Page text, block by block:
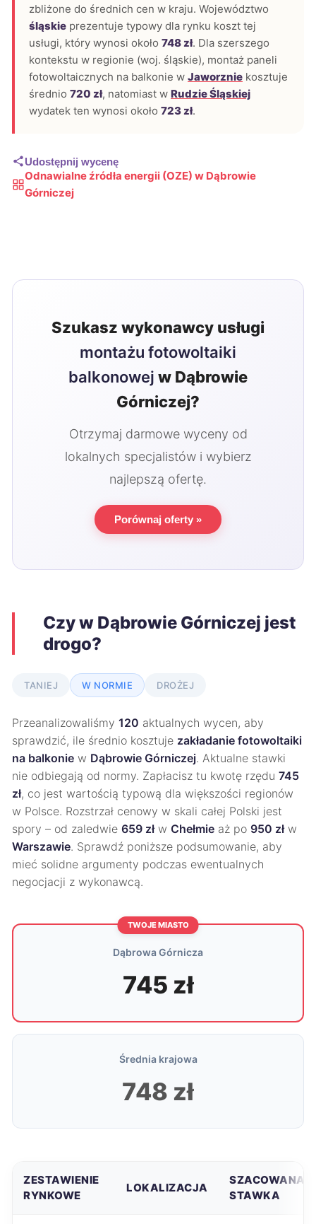
zbliżone do średnich cen w kraju. Województwo
śląskie prezentuje typowy dla rynku koszt tej
usługi, który wynosi około 748 zł. Dla szerszego
kontekstu w regionie (woj. śląskie), montaż paneli
fotowoltaicznych na balkonie w Jaworznie kosztuje
średnio 720 zł, natomiast w Rudzie Śląskiej
wydatek ten wynosi około 723 zł.
Udostępnij wycenę
Odnawialne źródła energii (OZE) w Dąbrowie
Górniczej
Szukasz wykonawcy usługi
montażu fotowoltaiki
balkonowej w Dąbrowie
Górniczej?
Otrzymaj darmowe wyceny od
lokalnych specjalistów i wybierz
najlepszą ofertę.
Porównaj oferty »
Czy w Dąbrowie Górniczej jest
drogo?
TANIEJ W NORMIE DROŻEJ
Przeanalizowaliśmy 120 aktualnych wycen, aby
sprawdzić, ile średnio kosztuje zakładanie fotowoltaiki
na balkonie w Dąbrowie Górniczej. Aktualne stawki
nie odbiegają od normy. Zapłacisz tu kwotę rzędu 745
zł, co jest wartością typową dla większości regionów
w Polsce. Rozstrzał cenowy w skali całej Polski jest
spory – od zaledwie 659 złw Chełmie aż po 950 złw
Warszawie. Sprawdź poniższe podsumowanie, aby
mieć solidne argumenty podczas ewentualnych
negocjacji z wykonawcą.
TWOJE MIASTO
Dąbrowa Górnicza
745 zł
Średnia krajowa
748 zł
ZESTAWIENIE
RYNKOWE
LOKALIZACJA
SZACOWANA
STAWKA